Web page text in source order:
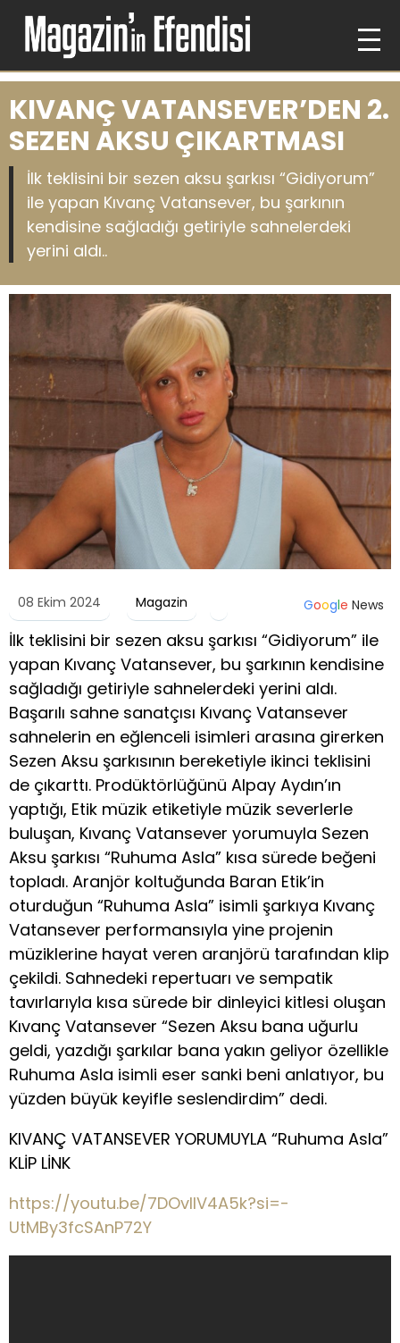
KIVANÇ VATANSEVER’DEN 2.
SEZEN AKSU ÇIKARTMASI
İlk teklisini bir sezen aksu şarkısı “Gidiyorum”
ile yapan Kıvanç Vatansever, bu şarkının
kendisine sağladığı getiriyle sahnelerdeki
yerini aldı..
08 Ekim 2024 Magazin Google News
İlk teklisini bir sezen aksu şarkısı “Gidiyorum” ile
yapan Kıvanç Vatansever, bu şarkının kendisine
sağladığı getiriyle sahnelerdeki yerini aldı.
Başarılı sahne sanatçısı Kıvanç Vatansever
sahnelerin en eğlenceli isimleri arasına girerken
Sezen Aksu şarkısının bereketiyle ikinci teklisini
de çıkarttı. Prodüktörlüğünü Alpay Aydın’ın
yaptığı, Etik müzik etiketiyle müzik severlerle
buluşan, Kıvanç Vatansever yorumuyla Sezen
Aksu şarkısı “Ruhuma Asla” kısa sürede beğeni
topladı. Aranjör koltuğunda Baran Etik’in
oturduğun “Ruhuma Asla” isimli şarkıya Kıvanç
Vatansever performansıyla yine projenin
müziklerine hayat veren aranjörü tarafından klip
çekildi. Sahnedeki repertuarı ve sempatik
tavırlarıyla kısa sürede bir dinleyici kitlesi oluşan
Kıvanç Vatansever “Sezen Aksu bana uğurlu
geldi, yazdığı şarkılar bana yakın geliyor özellikle
Ruhuma Asla isimli eser sanki beni anlatıyor, bu
yüzden büyük keyifle seslendirdim” dedi.
KIVANÇ VATANSEVER YORUMUYLA “Ruhuma Asla”
KLİP LİNK
https://youtu.be/7DOvllV4A5k?si=-
UtMBy3fcSAnP72Y